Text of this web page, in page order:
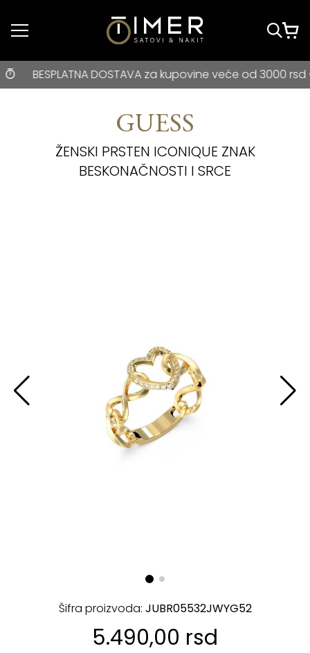
Idi do glavnog
BESPLATNA DOSTAVA za kupovine veće od 3000 rsd •
BESPLATNA DOSTAVA za kupovine veće od 3000 rsd •
GUESS
ŽENSKI PRSTEN ICONIQUE ZNAK
BESKONAČNOSTI I SRCE
Šifra proizvoda: JUBR05532JWYG52
5.490,00 rsd